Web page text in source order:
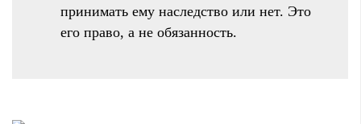
принимать ему наследство или нет. Это
его право, а не обязанность.